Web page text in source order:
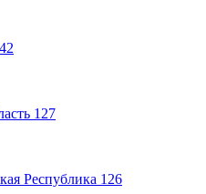
127
Республика 126